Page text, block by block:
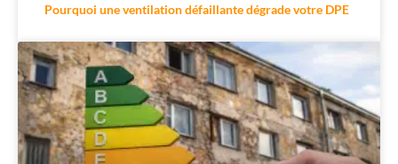
Pourquoi une ventilation défaillante dégrade votre DPE